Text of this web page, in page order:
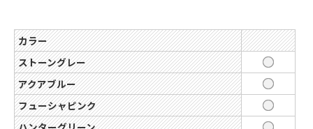
カラー
ストーングレー
アクアブルー
フューシャピンク